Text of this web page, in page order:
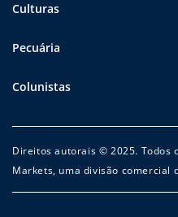
Culturas
Pecuária
Colunistas
Direitos autorais © 2025. Todos
Markets, uma divisão comercial